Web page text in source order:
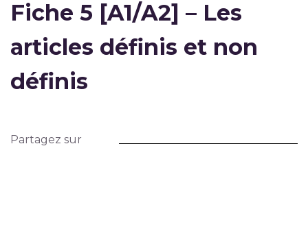
Fiche 5 [A1/A2] – Les
articles définis et non
définis
Partagez sur